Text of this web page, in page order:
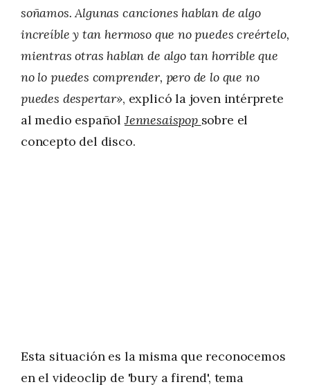
soñamos. Algunas canciones hablan de algo
increíble y tan hermoso que no puedes creértelo,
mientras otras hablan de algo tan horrible que
no lo puedes comprender, pero de lo que no
puedes despertar», explicó la joven intérprete
al medio españolJennesaispop sobre el
concepto del disco.
Esta situación es la misma que reconocemos
en el videoclip de 'bury a firend', tema